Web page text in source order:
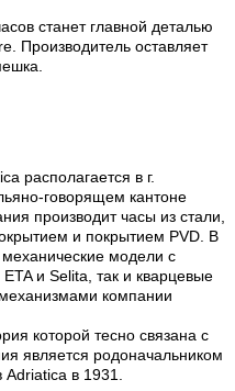
станет главной деталью
Производитель оставляет
располагается в г.
говорящем кантоне
производит часы из стали,
и покрытием PVD. В
механические модели с
и Selita, так и кварцевые
компании
которой тесно связана с
является родоначальником
в 1931.